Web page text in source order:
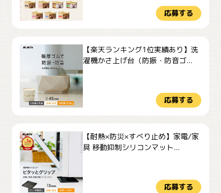
応募する
【楽天ランキング1位実績あり】洗
濯機かさ上げ台（防振・防音ゴ...
応募する
【耐熱×防災×すべり止め】家電/家
具 移動抑制シリコンマット...
応募する